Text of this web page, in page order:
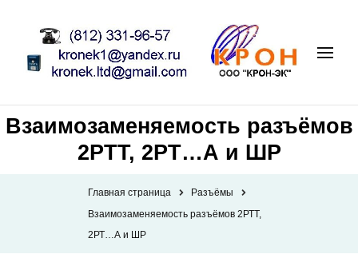
Взаимозаменяемость разъёмов
2РТТ, 2РТ…А и ШР
Главная страница
Разъёмы
Взаимозаменяемость разъёмов 2РТТ,
2РТ…А и ШР